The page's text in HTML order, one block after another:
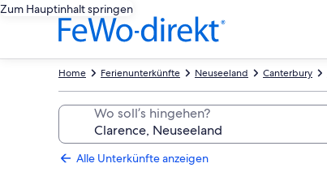
Zum Hauptinhalt springen
Canterbury
Neuseeland
Ferienunterkünfte
Home
Wo soll’s hingehen?
Alle Unterkünfte anzeigen